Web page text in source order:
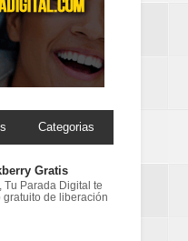
Categorias
Gratis
Tu Parada Digital te
gratuito de liberación